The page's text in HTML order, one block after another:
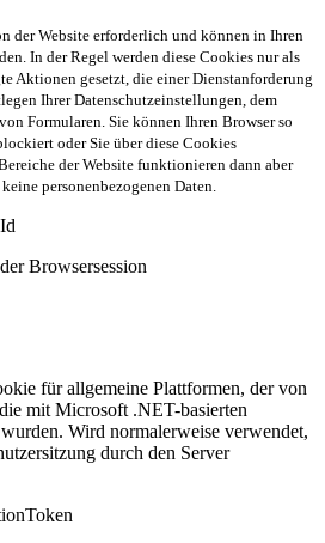
der Website erforderlich und können in Ihren
In der Regel werden diese Cookies nur als
Aktionen gesetzt, die einer Dienstanforderung
Ihrer Datenschutzeinstellungen, dem
Formularen. Sie können Ihren Browser so
oder Sie über diese Cookies
der Website funktionieren dann aber
personenbezogenen Daten.
Browsersession
für allgemeine Plattformen, der von
mit Microsoft .NET-basierten
Wird normalerweise verwendet,
durch den Server